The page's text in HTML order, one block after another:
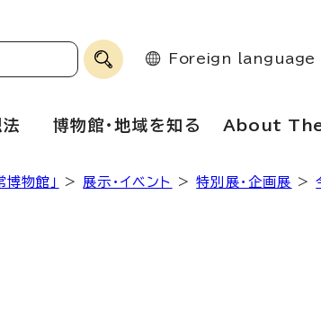
Foreign language
博物館・地域を知る About
物館」 > 展示・イベント >特別展・企画展 >